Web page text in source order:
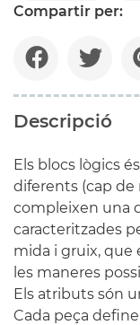
Compartir per:
Descripció
Els blocs lògics
diferents (cap de
compleixen una
caracteritzades
mida i gruix, que
les maneres
Els atributs són
Cada peça